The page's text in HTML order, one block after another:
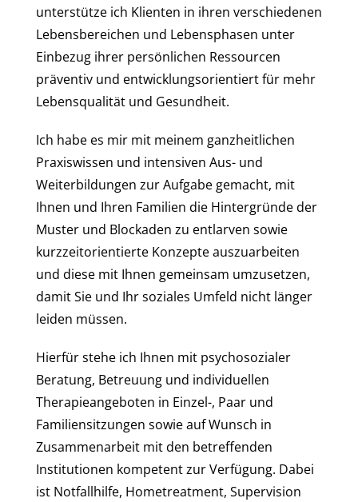
unterstütze ich Klienten in ihren verschiedenen
Lebensbereichen und Lebensphasen unter
Einbezug ihrer persönlichen Ressourcen
präventiv und entwicklungsorientiert für mehr
Lebensqualität und Gesundheit.
Ich habe es mir mit meinem ganzheitlichen
Praxiswissen und intensiven Aus- und
Weiterbildungen zur Aufgabe gemacht, mit
Ihnen und Ihren Familien die Hintergründe der
Muster und Blockaden zu entlarven sowie
kurzzeitorientierte Konzepte auszuarbeiten
und diese mit Ihnen gemeinsam umzusetzen,
damit Sie und Ihr soziales Umfeld nicht länger
leiden müssen.
Hierfür stehe ich Ihnen mit psychosozialer
Beratung, Betreuung und individuellen
Therapieangeboten in Einzel-, Paar und
Familiensitzungen sowie auf Wunsch in
Zusammenarbeit mit den betreffenden
Institutionen kompetent zur Verfügung. Dabei
ist Notfallhilfe, Hometreatment, Supervision